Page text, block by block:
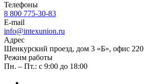
Телефоны
8 800 775-30-83
E-mail
info@intexunion.ru
Адрес
Шенкурский проезд, дом 3 «Б», офис 220
Режим работы
Пн. – Пт.: с 9:00 до 18:00